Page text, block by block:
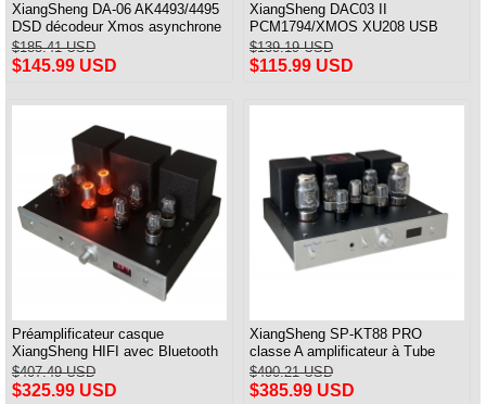
XiangSheng DA-06 AK4493/4495
DSD décodeur Xmos asynchrone
ampli HiFi avec télécommande
$185.41 USD
$145.99 USD
XiangSheng DAC03 II
PCM1794/XMOS XU208 USB
Tube DAC HIFI 24bits/192khz
Décodeur Bluetooth
$139.19 USD
$115.99 USD
Préamplificateur casque
XiangSheng HIFI avec Bluetooth
et télécommande
$407.49 USD
$325.99 USD
XiangSheng SP-KT88 PRO
classe A amplificateur à Tube
unique KT88/EL34/6550 lampe
Triode ampli Bluetooth
$490.21 USD
$385.99 USD